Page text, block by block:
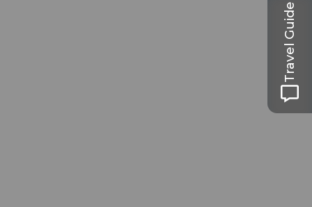
Travel Guide